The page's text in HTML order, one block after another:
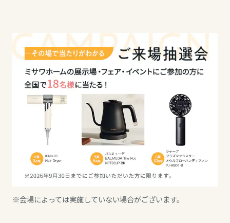
※会場によっては実施していない場合がございます。
東海エリア
岐阜県
静岡県
愛知県